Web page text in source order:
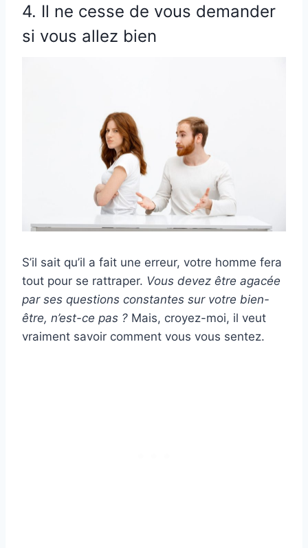
4. Il ne cesse de vous demander
si vous allez bien
S’il sait qu’il a fait une erreur, votre homme fera
tout pour se rattraper. Vous devez être agacée
par ses questions constantes sur votre bien-
être, n’est-ce pas ? Mais, croyez-moi, il veut
vraiment savoir comment vous vous sentez.